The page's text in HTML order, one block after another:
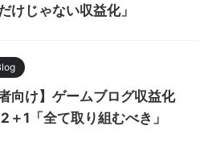
けじゃない収益化」
者向け】ゲームブログ収益化
＋1「全て取り組むべき」